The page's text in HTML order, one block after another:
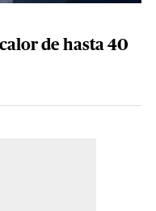
de hasta 40